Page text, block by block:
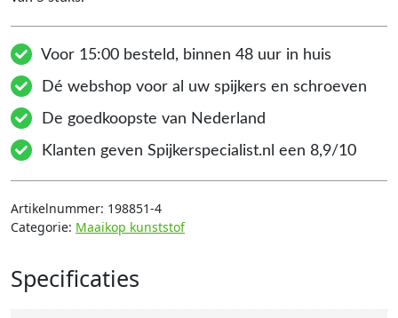
Voor 15:00 besteld, binnen 48 uur in huis
Dé webshop voor al uw spijkers en schroeven
De goedkoopste van Nederland
Klanten geven Spijkerspecialist.nl een 8,9/10
Artikelnummer: 198851-4
Categorie: Maaikop kunststof
Specificaties